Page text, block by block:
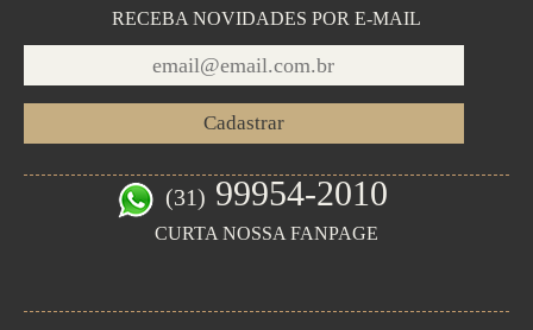
RECEBA NOVIDADES POR E-MAIL
(31) 99954-2010
CURTA NOSSA FANPAGE